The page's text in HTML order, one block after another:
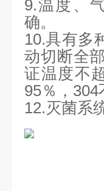
9.温度、
确。
10.具有多
动切断全
证温度不
95％，
12.灭菌系